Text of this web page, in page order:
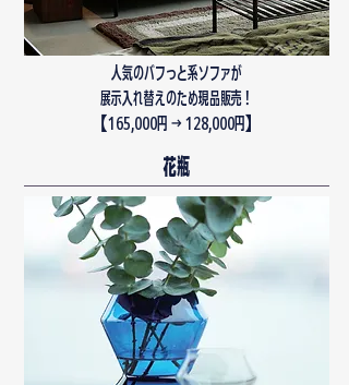
人気のバフっと系ソファが
展示入れ替えのため現品販売！
​【165,000円 → 128,000円】
花瓶